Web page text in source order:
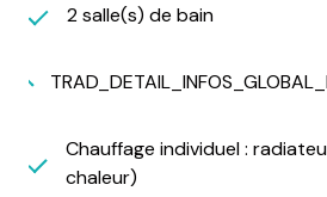
2 salle(s) de bain
Chauffage individuel :
chaleur)